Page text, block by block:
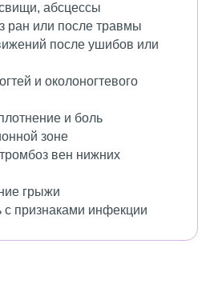
абсцессы
ран или после травмы
после ушибов или
и околоногтевого
и боль
зоне
вен нижних
грыжи
с признаками инфекции